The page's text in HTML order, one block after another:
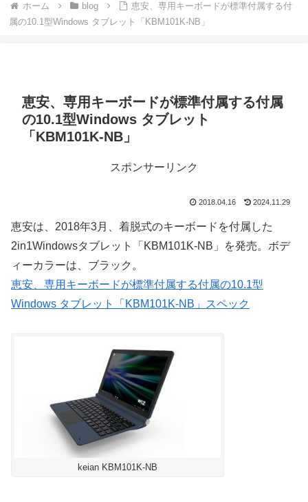
ホーム blog
恵安、専用キーボードが標準付属する付
属の10.1型Windows タブレット「KBM101K-NB」
恵安、専用キーボードが標準付属する付属
の10.1型Windows タブレット
「KBM101K-NB」
スポンサーリンク
2018.04.16 2024.11.29
恵安は、2018年3月、着脱式のキーボードを付属した
2in1Windowsタブレット「KBM101K-NB」を発売。ボデ
ィーカラーは、ブラック。
恵安、専用キーボードが標準付属する付属の10.1型
Windows タブレット「KBM101K-NB」スペック
keian KBM101K-NB